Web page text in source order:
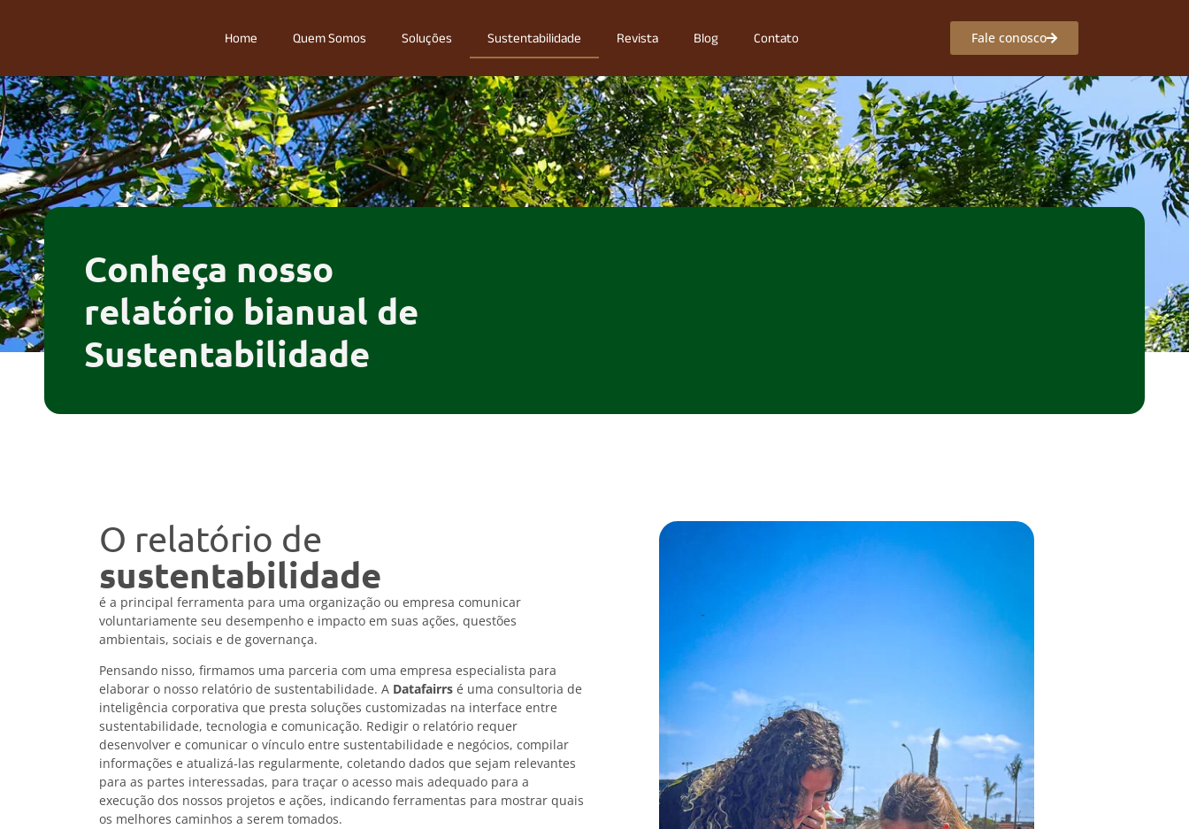
Home Quem Somos Soluções Sustentabilidade Revista Blog Contato Fale conosco
Conheça nosso
relatório bianual de
Sustentabilidade
O relatório de
sustentabilidade
é a principal ferramenta para uma organização ou empresa comunicar
voluntariamente seu desempenho e impacto em suas ações, questões
ambientais, sociais e de governança.
Pensando nisso, firmamos uma parceria com uma empresa especialista para
elaborar o nosso relatório de sustentabilidade. A Datafairrs é uma consultoria de
inteligência corporativa que presta soluções customizadas na interface entre
sustentabilidade, tecnologia e comunicação. Redigir o relatório requer
desenvolver e comunicar o vínculo entre sustentabilidade e negócios, compilar
informações e atualizá-las regularmente, coletando dados que sejam relevantes
para as partes interessadas, para traçar o acesso mais adequado para a
execução dos nossos projetos e ações, indicando ferramentas para mostrar quais
os melhores caminhos a serem tomados.